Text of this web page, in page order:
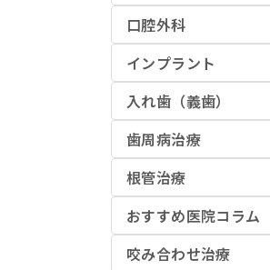
口腔外科
インプラント
入れ歯（義歯）
歯周病治療
根管治療
おすすめ医院コラム
咬み合わせ治療